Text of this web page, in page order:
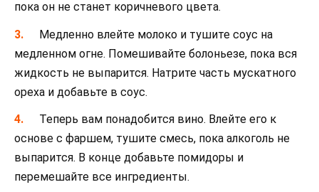
пока он не станет коричневого цвета.
Медленно влейте молоко и тушите соус на
медленном огне. Помешивайте болоньезе, пока вся
жидкость не выпарится. Натрите часть мускатного
ореха и добавьте в соус.
Теперь вам понадобится вино. Влейте его к
основе с фаршем, тушите смесь, пока алкоголь не
выпарится. В конце добавьте помидоры и
перемешайте все ингредиенты.